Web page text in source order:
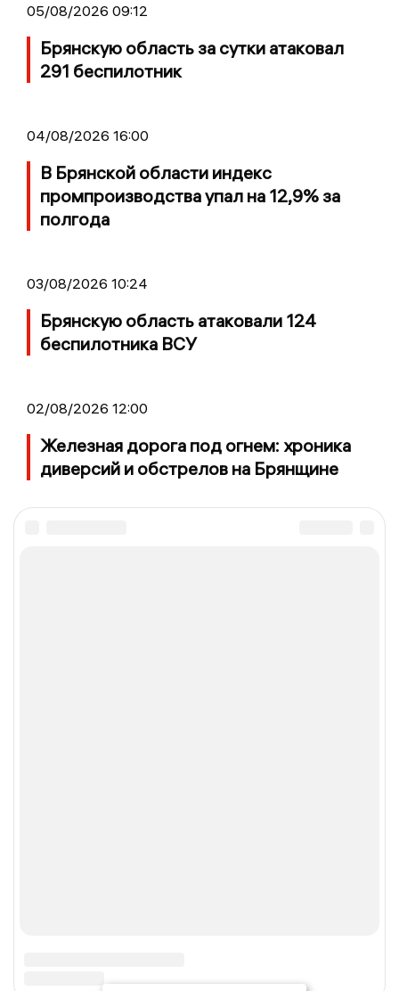
05/08/2026 09:12
Брянскую область за сутки атаковал
291 беспилотник
04/08/2026 16:00
В Брянской области индекс
промпроизводства упал на 12,9% за
полгода
03/08/2026 10:24
Брянскую область атаковали 124
беспилотника ВСУ
02/08/2026 12:00
Железная дорога под огнем: хроника
диверсий и обстрелов на Брянщине